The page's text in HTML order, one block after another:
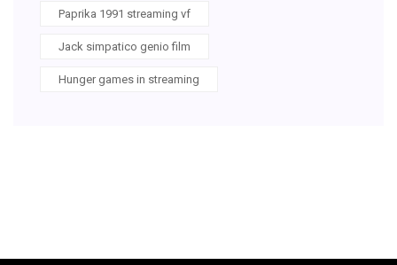
Paprika 1991 streaming vf
Jack simpatico genio film
Hunger games in streaming